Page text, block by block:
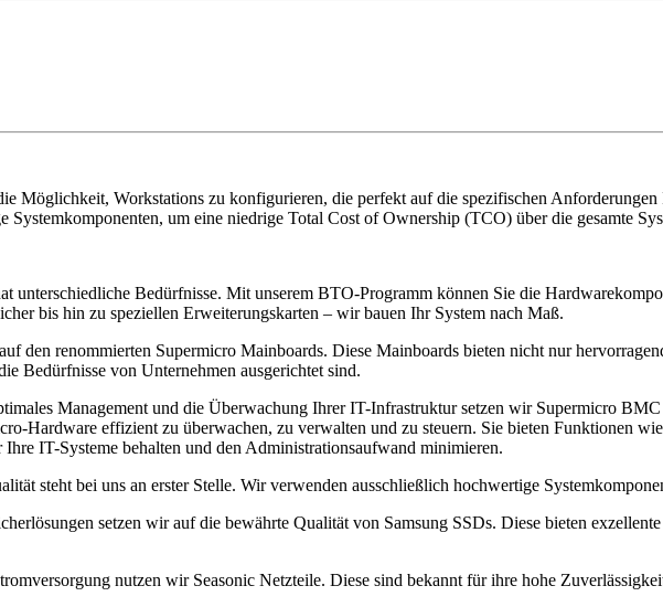
Workstations zu konfigurieren, die perfekt auf die spezifischen Anforderungen
um eine niedrige Total Cost of Ownership (TCO) über die gesamte
unterschiedliche Bedürfnisse. Mit unserem BTO-Programm können Sie die
bis hin zu speziellen Erweiterungskarten – wir bauen Ihr System nach Maß.
den renommierten Supermicro Mainboards. Diese Mainboards bieten nicht nur
Bedürfnisse von Unternehmen ausgerichtet sind.
Management und die Überwachung Ihrer IT-Infrastruktur setzen wir Supermicro
Hardware effizient zu überwachen, zu verwalten und zu steuern. Sie bieten Funktionen
IT-Systeme behalten und den Administrationsaufwand minimieren.
steht bei uns an erster Stelle. Wir verwenden ausschließlich hochwertige
setzen wir auf die bewährte Qualität von Samsung SSDs. Diese bieten
nutzen wir Seasonic Netzteile. Diese sind bekannt für ihre hohe